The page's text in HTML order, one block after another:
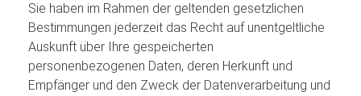
Sie haben im Rahmen der geltenden gesetzlichen
Bestimmungen jederzeit das Recht auf unentgeltliche
Auskunft über Ihre gespeicherten
personenbezogenen Daten, deren Herkunft und
Empfänger und den Zweck der Datenverarbeitung und